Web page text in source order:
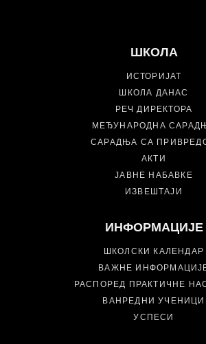
ШКОЛА
ИСТОРИЈАТ
ШКОЛА ДАНАС
РЕЧ ДИРЕКТОРА
МЕЂУНАРОДНА
САРАДЊА СА
АКТИ
ЈАВНЕ НАБАВКЕ
ИЗВЕШТАЈИ
ИНФОРМАЦИЈЕ
ШКОЛСКИ КАЛЕНДАР
ВАЖНЕ
РАСПОРЕД ПРАКТИЧНЕ
ВАНРЕДНИ УЧЕНИЦИ
УСПЕСИ